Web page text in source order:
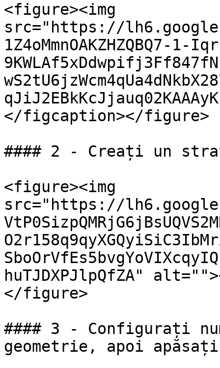
<figure><img
src="https://
1Z4oMmnOAKZHZQBQ7-1-
</figcaption></figure>
#### 2 - Creați un
<figure><img
src="https://
huTJDXPJlpQfZA"
</figure>
#### 3 - Configurați
geometrie, apoi apăsați